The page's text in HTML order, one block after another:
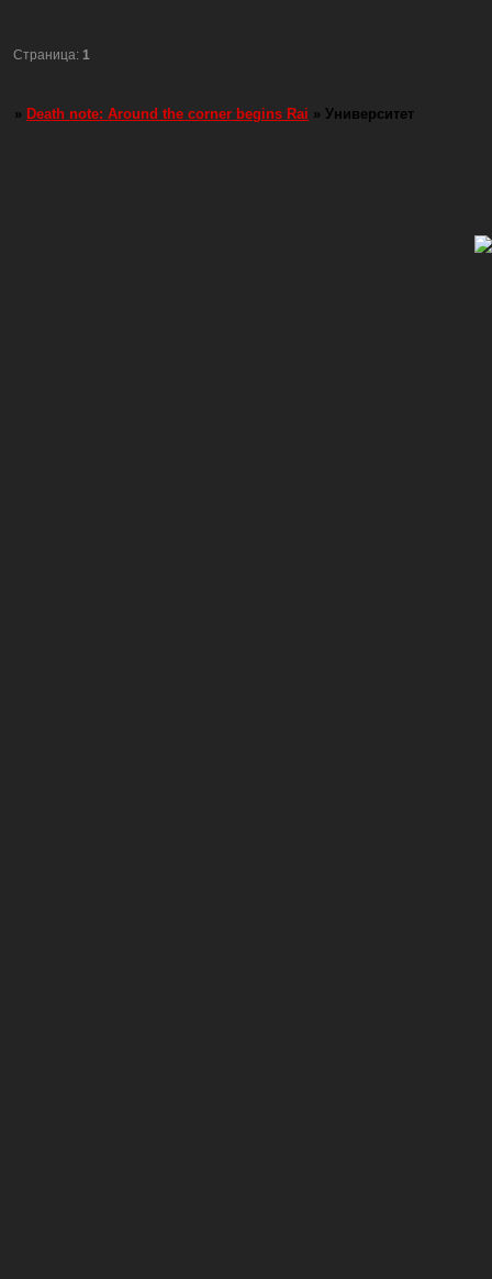
Страница:1
» Death note: Around the corner begins Rai » Университет